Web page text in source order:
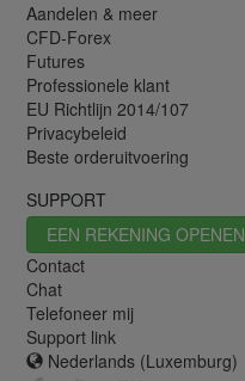
Aandelen & meer
CFD-Forex
Futures
Professionele klant
EU Richtlijn 2014/107
Privacybeleid
Beste orderuitvoering
SUPPORT
EEN REKENING OPENEN
Contact
Chat
Telefoneer mij
Support link
Nederlands (Luxemburg)